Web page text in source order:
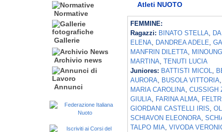
Normative
Gallerie
Archivio news
Annunci
Atleti NUOTO
FEMMINE:
Ragazzi: BINATO STELLA,
ELENA, DANDREA ADELE,
MANFRIN DILETTA,
MARTINA, TENUTI LUCIA
Juniores: BATTISTI MICOL,
AURORA, BUSOLA VITTORIA
MARIA CAROLINA, CUSSIGH
GIULIA, FARINA ALMA,
GIORDANI CASTELLI IRIS,
SCHIAVON ELEONORA,
TALPO MIA, VIVODA